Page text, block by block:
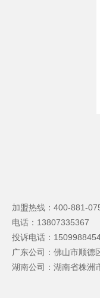
加盟热线：400-881-
电话： 13807335367
投诉电话：
广东公司：佛山市顺德
湖南公司：湖南省株洲